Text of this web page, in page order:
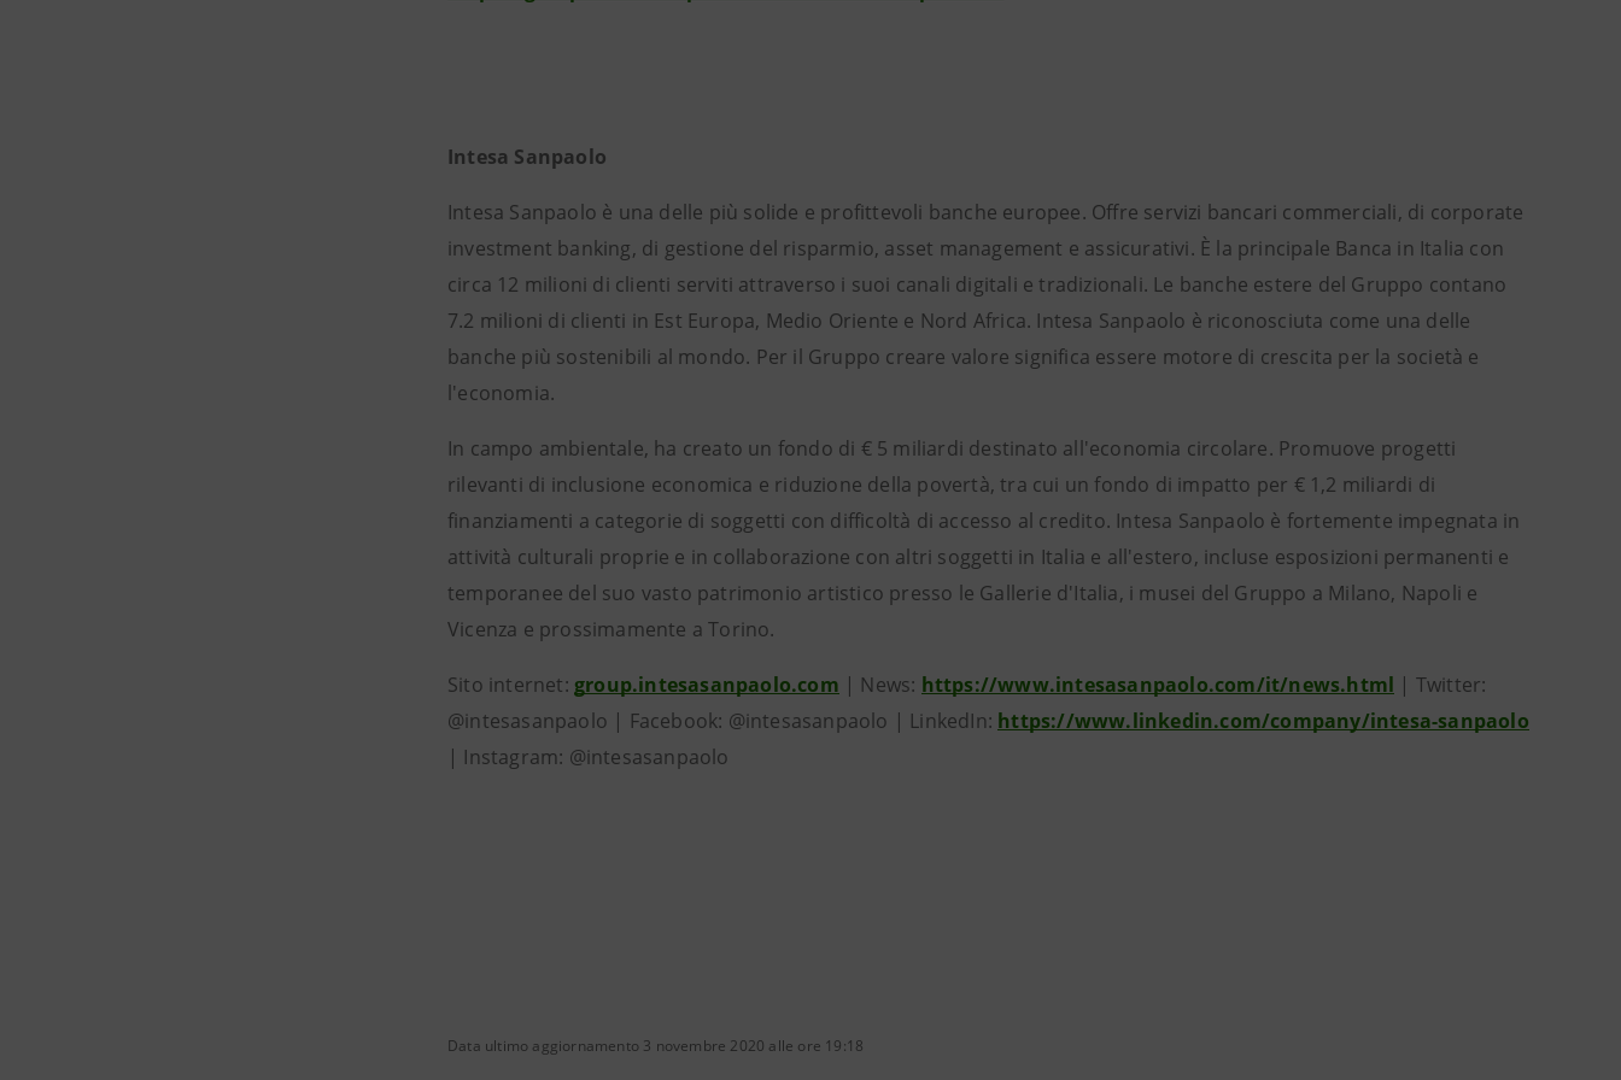
Intesa Sanpaolo
Intesa Sanpaolo è una delle più solide e profittevoli banche europee. Offre servizi bancari commerciali, di corporate
investment banking, di gestione del risparmio, asset management e assicurativi. È la principale Banca in Italia con
circa 12 milioni di clienti serviti attraverso i suoi canali digitali e tradizionali. Le banche estere del Gruppo contano
7.2 milioni di clienti in Est Europa, Medio Oriente e Nord Africa. Intesa Sanpaolo è riconosciuta come una delle
banche più sostenibili al mondo. Per il Gruppo creare valore significa essere motore di crescita per la società e
l'economia.
In campo ambientale, ha creato un fondo di € 5 miliardi destinato all'economia circolare. Promuove progetti
rilevanti di inclusione economica e riduzione della povertà, tra cui un fondo di impatto per € 1,2 miliardi di
finanziamenti a categorie di soggetti con difficoltà di accesso al credito. Intesa Sanpaolo è fortemente impegnata in
attività culturali proprie e in collaborazione con altri soggetti in Italia e all'estero, incluse esposizioni permanenti e
temporanee del suo vasto patrimonio artistico presso le Gallerie d'Italia, i musei del Gruppo a Milano, Napoli e
Vicenza e prossimamente a Torino.
Sito internet: group.intesasanpaolo.com | News: https://www.intesasanpaolo.com/it/news.html | Twitter:
@intesasanpaolo | Facebook: @intesasanpaolo | LinkedIn: https://www.linkedin.com/company/intesa-sanpaolo
| Instagram: @intesasanpaolo
Data ultimo aggiornamento 3 novembre 2020 alle ore 19:18